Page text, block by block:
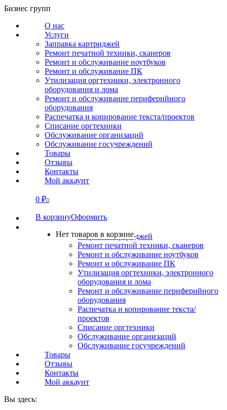
Перейти
содержанию
Бизнес групп
О нас
Услуги
Заправка картриджей
Ремонт печатной техники, сканеров
Ремонт и обслуживание ноутбуков
Ремонт и обслуживание ПК
Утилизация оргтехники, электронного
оборудования и лома
Ремонт и обслуживание периферийного
оборудования
Распечатка и копирование текста/проектов
Списание оргтехники
Обслуживание организаций
Обслуживание госучреждений
Товары
Отзывы
Контакты
Мой аккаунт
0 ₽0
В корзинуОформить
Нет товаров в корзине.
СВЯЗАТЬСЯ
О нас
Заправка картриджей
Ремонт печатной техники, сканеров
Ремонт и обслуживание ноутбуков
Ремонт и обслуживание ПК
Утилизация оргтехники, электронного
оборудования и лома
Ремонт и обслуживание периферийного
оборудования
Распечатка и копирование текста/
проектов
Списание оргтехники
Обслуживание организаций
Обслуживание госучреждений
Товары
Отзывы
Контакты
Мой аккаунт
Вы здесь: